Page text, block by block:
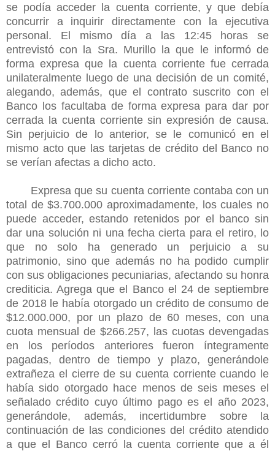
se podía acceder la cuenta corriente, y que debía
concurrir a inquirir directamente con la ejecutiva
personal. El mismo día a las 12:45 horas se
entrevistó con la Sra. Murillo la que le informó de
forma expresa que la cuenta corriente fue cerrada
unilateralmente luego de una decisión de un comité,
alegando, además, que el contrato suscrito con el
Banco los facultaba de forma expresa para dar por
cerrada la cuenta corriente sin expresión de causa.
Sin perjuicio de lo anterior, se le comunicó en el
mismo acto que las tarjetas de crédito del Banco no
se verían afectas a dicho acto.
Expresa que su cuenta corriente contaba con un
total de $3.700.000 aproximadamente, los cuales no
puede acceder, estando retenidos por el banco sin
dar una solución ni una fecha cierta para el retiro, lo
que no solo ha generado un perjuicio a su
patrimonio, sino que además no ha podido cumplir
con sus obligaciones pecuniarias, afectando su honra
crediticia. Agrega que el Banco el 24 de septiembre
de 2018 le había otorgado un crédito de consumo de
$12.000.000, por un plazo de 60 meses, con una
cuota mensual de $266.257, las cuotas devengadas
en los períodos anteriores fueron íntegramente
pagadas, dentro de tiempo y plazo, generándole
extrañeza el cierre de su cuenta corriente cuando le
había sido otorgado hace menos de seis meses el
señalado crédito cuyo último pago es el año 2023,
generándole, además, incertidumbre sobre la
continuación de las condiciones del crédito atendido
a que el Banco cerró la cuenta corriente que a él